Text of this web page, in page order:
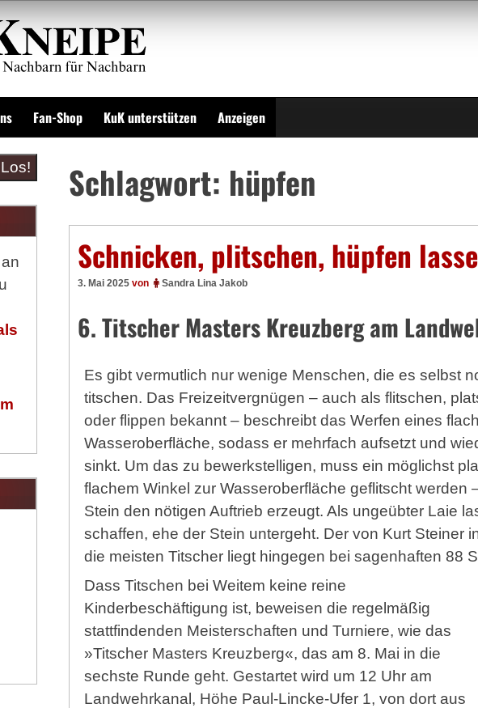
Fan-Shop KuK unterstützen Anzeigen
Schlagwort: hüpfen
Schnicken, plitschen, hüpfen
3. Mai 2025 von Sandra Lina Jakob
6. Titscher Masters Kreuzberg am
Es gibt vermutlich nur wenige Menschen, die es selbst
titschen. Das Freizeitvergnügen – auch als flitschen,
oder flippen bekannt – beschreibt das Werfen eines
Wasseroberfläche, sodass er mehrfach aufsetzt und
sinkt. Um das zu bewerkstelligen, muss ein möglichst
flachem Winkel zur Wasseroberfläche geflitscht werden
Stein den nötigen Auftrieb erzeugt. Als ungeübter Laie
schaffen, ehe der Stein untergeht. Der von Kurt Steiner
die meisten Titscher liegt hingegen bei sagenhaften 88
Dass Titschen bei Weitem keine reine
Kinderbeschäftigung ist, beweisen die regelmäßig
stattfindenden Meisterschaften und Turniere, wie das
»Titscher Masters Kreuzberg«, das am 8. Mai in die
sechste Runde geht. Gestartet wird um 12 Uhr am
Landwehrkanal, Höhe Paul-Lincke-Ufer 1, von dort aus